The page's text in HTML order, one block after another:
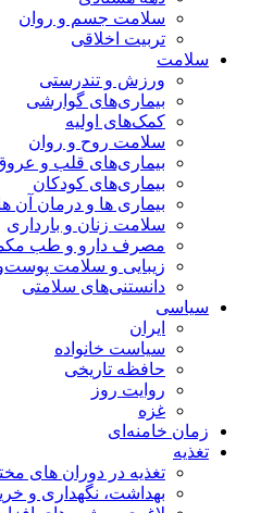
سلامت جسم و روان
تربیت اخلاقی
سلامت
ورزش و تندرستی
بیماری‌های گوارشی
کمک‌های اولیه
سلامت روح و روان
بیماری‌های قلب و
بیماری‌های کودکان
بیماری ها و درمان آن
سلامت زنان و بارداری
مصرف دارو و طب
زیبایی و سلامت
دانستنی‌های سلامتی
سیاسی
ایران
سیاست خانواده
حافظه تاریخی
روایت روز
غزه
زمان خامنه‌ای
تغذیه
تغذیه در دوران های
بهداشت، نگهداری و